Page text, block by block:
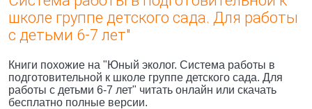
школе группе детского сада. Для работы
с детьми 6-7 лет"
Книги похожие на "Юный эколог. Система работы в
подготовительной к школе группе детского сада. Для
работы с детьми 6-7 лет" читать онлайн или скачать
бесплатно полные версии.